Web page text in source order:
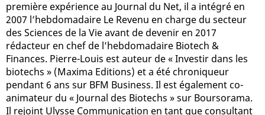
première expérience au Journal du Net, il a intégré en
2007 l’hebdomadaire Le Revenu en charge du secteur
des Sciences de la Vie avant de devenir en 2017
rédacteur en chef de l’hebdomadaire Biotech &
Finances. Pierre-Louis est auteur de « Investir dans les
biotechs » (Maxima Editions) et a été chroniqueur
pendant 6 ans sur BFM Business. Il est également co-
animateur du « Journal des Biotechs » sur Boursorama.
Il rejoint Ulysse Communication en tant que consultant